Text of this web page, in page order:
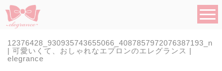
12376428_930935743655066_4087857972076387193_n
| 可愛いくて、おしゃれなエプロンのエレグランス |
elegrance